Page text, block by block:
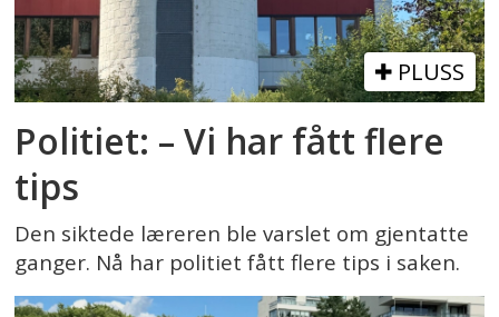
PLUSS
Politiet: – Vi har fått flere
tips
Den siktede læreren ble varslet om gjentatte
ganger. Nå har politiet fått flere tips i saken.